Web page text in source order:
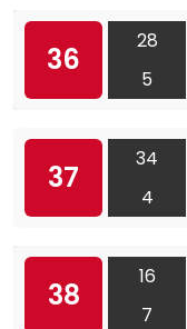
36
28
5
37
34
4
38
16
7